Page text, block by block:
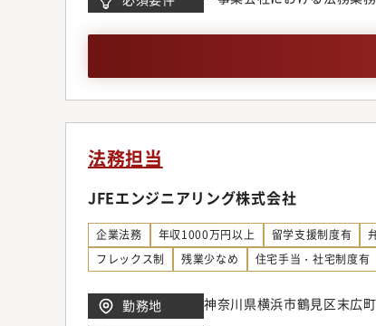
的には法務のスペシャリス
るキャリアも目指せます。
法務担当
JFEエンジニアリング株式会社
企業法務 年収1000万円以上 留学支援制度有
フレックス制
残業少なめ 住宅手当・社宅制度有
勤務地
神奈川県横浜市鶴見区末広